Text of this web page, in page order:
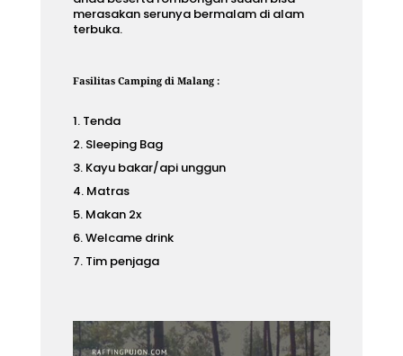
merasakan serunya bermalam di alam
terbuka.
Fasilitas Camping di Malang :
Tenda
Sleeping Bag
Kayu bakar/api unggun
Matras
Makan 2x
Welcame drink
Tim penjaga